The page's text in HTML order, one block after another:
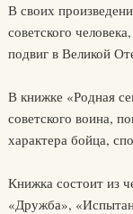
В своих
советского
подвиг в Великой
В книжке «Родная
советского воина,
характера бойца,
Книжка состоит из
«Дружба»,